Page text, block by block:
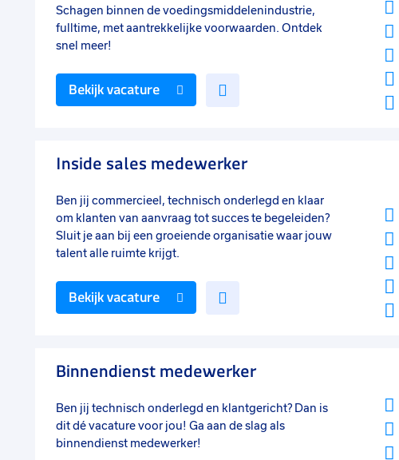
Schagen binnen de voedingsmiddelenindustrie,
fulltime, met aantrekkelijke voorwaarden. Ontdek
snel meer!
Bekijk vacature
Inside sales medewerker
Ben jij commercieel, technisch onderlegd en klaar
om klanten van aanvraag tot succes te begeleiden?
Sluit je aan bij een groeiende organisatie waar jouw
talent alle ruimte krijgt.
Bekijk vacature
Binnendienst medewerker
Ben jij technisch onderlegd en klantgericht? Dan is
dit dé vacature voor jou! Ga aan de slag als
binnendienst medewerker!